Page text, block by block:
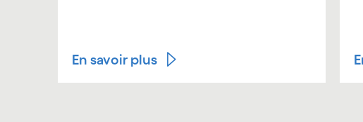
En savoir plus